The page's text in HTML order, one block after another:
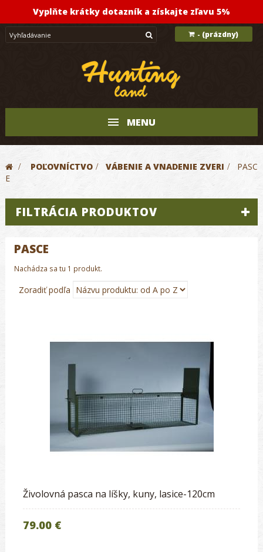
Vyplňte krátky dotazník a získajte zľavu 5%
- (prázdny)
MENU
> POĽOVNÍCTVO > VÁBENIE A VNADENIE ZVERI >
PASC
E
FILTRÁCIA PRODUKTOV
PASCE
Nachádza sa tu 1 produkt.
Zoradiť podľa
Živolovná pasca na líšky, kuny, lasice-120cm
79.00 €